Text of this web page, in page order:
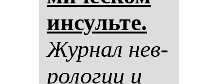
ин­суль­те.
Жур­нал нев­
ро­ло­гии и